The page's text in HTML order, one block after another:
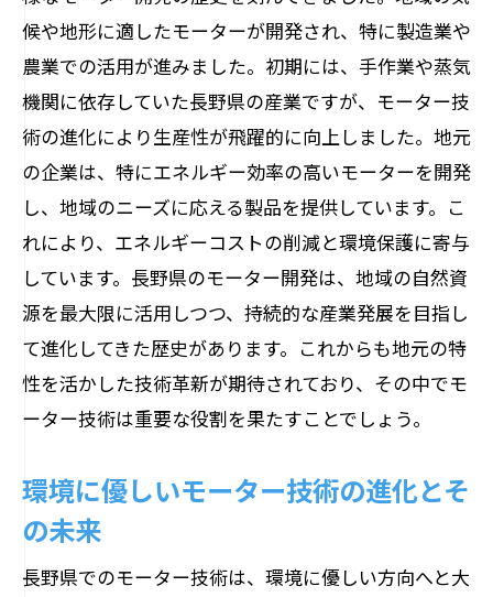
持続可能なエネルギー利用を実現するモ
ーター
長野県のエネルギー戦略におけるモータ
ーの役割
未来のエネルギー効率向上のための研究
開発
持続可能な発展を支えるモーターイノベーシ
ョン
環境に配慮したモーター技術の革新
持続可能社会を目指すモーターの開発
地域コミュニティへの貢献を考慮した技
術
グリーンテクノロジーとしてのモーター
の役割
未来社会における持続可能なモーター技
術
候や地形に適したモーターが開発され、特に製造業や
農業での活用が進みました。初期には、手作業や蒸気
機関に依存していた長野県の産業ですが、モーター技
術の進化により生産性が飛躍的に向上しました。地元
の企業は、特にエネルギー効率の高いモーターを開発
し、地域のニーズに応える製品を提供しています。こ
れにより、エネルギーコストの削減と環境保護に寄与
しています。長野県のモーター開発は、地域の自然資
源を最大限に活用しつつ、持続的な産業発展を目指し
て進化してきた歴史があります。これからも地元の特
性を活かした技術革新が期待されており、その中でモ
ーター技術は重要な役割を果たすことでしょう。
環境に優しいモーター技術の進化とそ
の未来
長野県でのモーター技術は、環境に優しい方向へと大